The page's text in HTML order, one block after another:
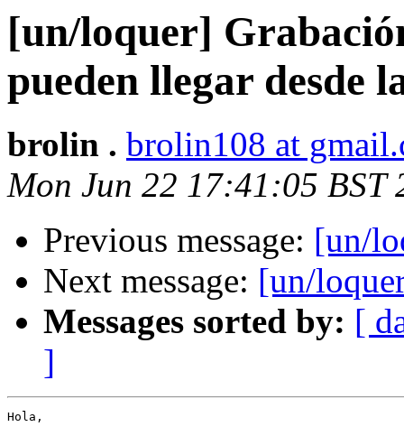
[un/loquer]
pueden llegar desde
brolin . brolin108 at
Mon Jun 22 17:41:05 BST
Previous message: [un/
Next message: [un/
Messages sorted by: [
]
Hola,